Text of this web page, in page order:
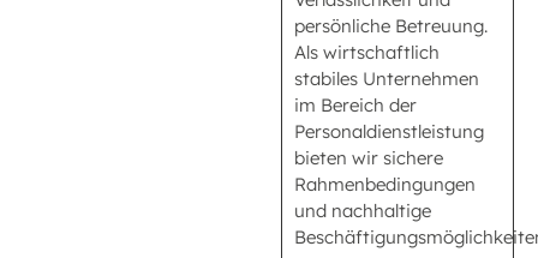
persönliche Betreuung.
Als wirtschaftlich
stabiles Unternehmen
im Bereich der
Personaldienstleistung
bieten wir sichere
Rahmenbedingungen
und nachhaltige